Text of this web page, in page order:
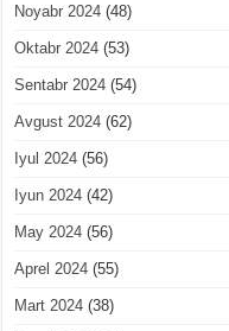
Noyabr 2024 (48)
Oktabr 2024 (53)
Sentabr 2024 (54)
Avgust 2024 (62)
Iyul 2024 (56)
Iyun 2024 (42)
May 2024 (56)
Aprel 2024 (55)
Mart 2024 (38)